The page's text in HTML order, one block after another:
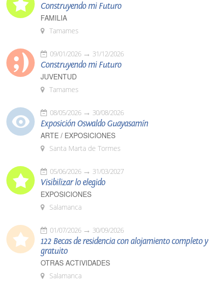
Construyendo mi Futuro
FAMILIA
Tamames
09/01/2026 31/12/2026
Construyendo mi Futuro
JUVENTUD
Tamames
08/05/2026 30/08/2026
Exposición Oswaldo Guayasamín
ARTE / EXPOSICIONES
Santa Marta de Tormes
05/06/2026 31/03/2027
Visibilizar lo elegido
EXPOSICIONES
Salamanca
01/07/2026 30/09/2026
122 Becas de residencia con alojamiento completo y
gratuito
OTRAS ACTIVIDADES
Salamanca